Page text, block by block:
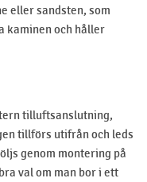
eller sandsten, som
kaminen och håller
tilluftsanslutning,
tillförs utifrån och leds
genom montering på
val om man bor i ett